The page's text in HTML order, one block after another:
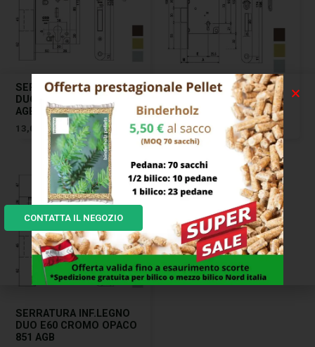
SERRATURA INF.LEGNO
DUO E50 BRONZATA 851
AGB
13,00
SERRATURA INF.LEGNO
CENTRO E50 BRONZATA
1001 AGB
6,00€
SERRATURA INF.LEGNO
DUO E60 CROMO OPACO
851 AGB
CONTATTA IL NEGOZIO